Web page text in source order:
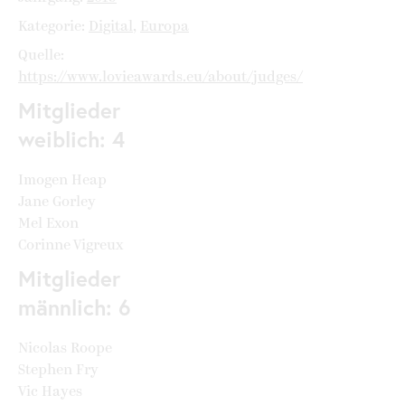
Kategorie:
Digital ,
Europa
Quelle:
https://www.lovieawards.eu/about/judges/
Mitglieder
weiblich: 4
Imogen Heap
Jane Gorley
Mel Exon
Corinne Vigreux
Mitglieder
männlich: 6
Nicolas Roope
Stephen Fry
Vic Hayes